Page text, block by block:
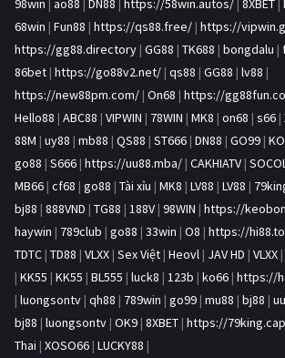
98win | ao88 | DN88 | https://58win.autos/ | 8XBET |
68win | Fun88 | https://qs88.free/ | https://
https://gg88.directory | GG88 | TK688 | bongdalu |
86bet | https://go88v2.net/ | qs88 | GG88 | lv88 |
https://new88pm.com/ | On68 | https://
Hello88 | ABC88 | VIPWIN | 78WIN | MK8 | on68 | s66 |
88M | uy88 | mb88 | QS88 | ST666 | DN88 | GO99 |
go88 | S666 | https://uu88.mba/ | CAKHIATV |
MB66 | cf68 | go88 | Tài xỉu | MK8 | LV88 | LV88 |
bj88 | 888VND | TG88 | 188V | 98WIN | https://
haywin | 789club | go88 | 33win | O8 | https://
TDTC | TD88 | VLXX | Sex Việt | Heovl | JAV HD | VLXX |
| KK55 | KK55 | BL555 | luck8 | 123b | ko66 | https://
| luongsontv | qh88 | 789win | go99 | mu88 | bj88 |
bj88 | luongsontv | OK9 | 8XBET | https://
Thai | XOSO66 | LUCKY88 |